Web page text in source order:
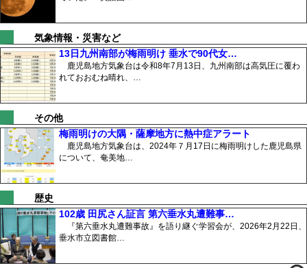
気象情報・災害など
13日九州南部が梅雨明け 垂水で90代女…
鹿児島地方気象台は令和8年7月13日、九州南部は高気圧に覆わ
れておおむね晴れ、…
その他
梅雨明けの大隅・薩摩地方に熱中症アラート
鹿児島地方気象台は、2024年７月17日に梅雨明けした鹿児島県
について、奄美地…
歴史
102歳 田尻さん証言 第六垂水丸遭難事…
『第六垂水丸遭難事故』を語り継ぐ学習会が、2026年2月22日、
垂水市立図書館…